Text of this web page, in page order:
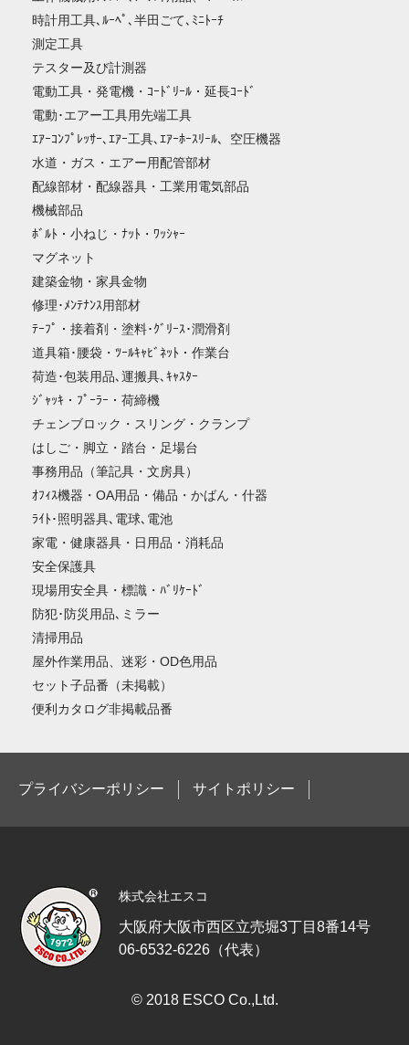
時計用工具､ﾙｰﾍﾟ､半田ごて､ﾐﾆﾄｰﾁ
測定工具
テスター及び計測器
電動工具・発電機・ｺｰﾄﾞﾘｰﾙ・延長ｺｰﾄﾞ
電動･エアー工具用先端工具
ｴｱｰｺﾝﾌﾟﾚｯｻｰ､ｴｱｰ工具､ｴｱｰﾎｰｽﾘｰﾙ、空圧機器
水道・ガス・エアー用配管部材
配線部材・配線器具・工業用電気部品
機械部品
ﾎﾞﾙﾄ・小ねじ・ﾅｯﾄ・ﾜｯｼｬｰ
マグネット
建築金物・家具金物
修理･ﾒﾝﾃﾅﾝｽ用部材
ﾃｰﾌﾟ・接着剤・塗料･ｸﾞﾘｰｽ･潤滑剤
道具箱･腰袋・ﾂｰﾙｷｬﾋﾞﾈｯﾄ・作業台
荷造･包装用品､運搬具､ｷｬｽﾀｰ
ｼﾞｬｯｷ・ﾌﾟｰﾗｰ・荷締機
チェンブロック・スリング・クランプ
はしご・脚立・踏台・足場台
事務用品（筆記具・文房具）
ｵﾌｨｽ機器・OA用品・備品・かばん・什器
ﾗｲﾄ･照明器具､電球､電池
家電・健康器具・日用品・消耗品
安全保護具
現場用安全具・標識・ﾊﾞﾘｹｰﾄﾞ
防犯･防災用品､ミラー
清掃用品
屋外作業用品、迷彩・OD色用品
セット子品番（未掲載）
便利カタログ非掲載品番
プライバシーポリシー サイトポリシー
株式会社エスコ
大阪府大阪市西区立売堀3丁目8番14号
06-6532-6226（代表）
© 2018 ESCO Co.,Ltd.